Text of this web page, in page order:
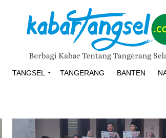
TANGSEL TANGERANG BANTEN